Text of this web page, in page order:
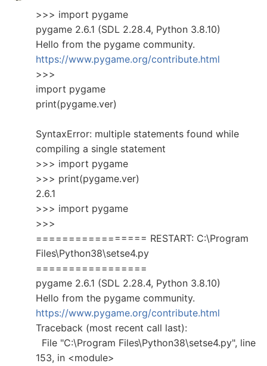
>>> import pygame
pygame 2.6.1 (SDL 2.28.4, Python 3.8.10)
Hello from the pygame community.
https://www.pygame.org/contribute.html
>>>
import pygame
print(pygame.ver)
SyntaxError: multiple statements found while
compiling a single statement
>>> import pygame
>>> print(pygame.ver)
2.6.1
>>> import pygame
>>>
================= RESTART: C:\Program
Files\Python38\setse4.py
=================
pygame 2.6.1 (SDL 2.28.4, Python 3.8.10)
Hello from the pygame community.
https://www.pygame.org/contribute.html
Traceback (most recent call last):
File "C:\Program Files\Python38\setse4.py", line
153, in <module>